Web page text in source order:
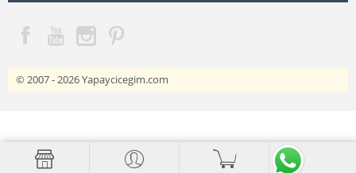
© 2007 - 2026Yapaycicegim.com